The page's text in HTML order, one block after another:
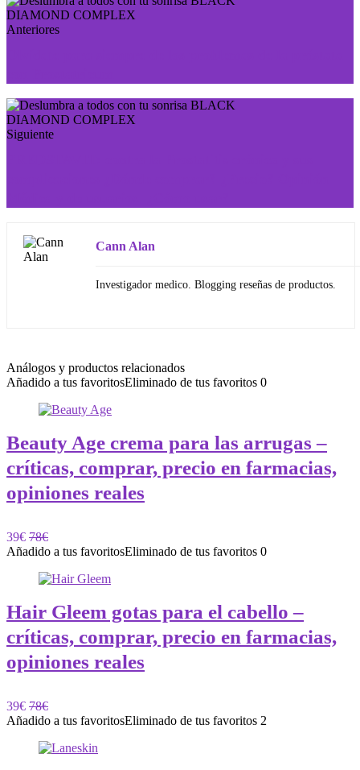
Anteriores
Siguiente
Cann Alan
Investigador medico. Blogging reseñas de productos.
Análogos y productos relacionados
Añadido a tus favoritosEliminado de tus favoritos 0
Beauty Age crema para las arrugas –
críticas, comprar, precio en farmacias,
opiniones reales
39€ 78€
Añadido a tus favoritosEliminado de tus favoritos 0
Hair Gleem gotas para el cabello –
críticas, comprar, precio en farmacias,
opiniones reales
39€ 78€
Añadido a tus favoritosEliminado de tus favoritos 2